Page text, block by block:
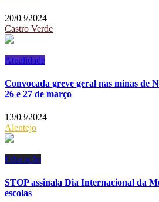
20/03/2024
Castro Verde
Atualidade
Convocada greve geral nas minas de
26 e 27 de março
13/03/2024
Alentejo
Educação
STOP assinala Dia Internacional da
escolas